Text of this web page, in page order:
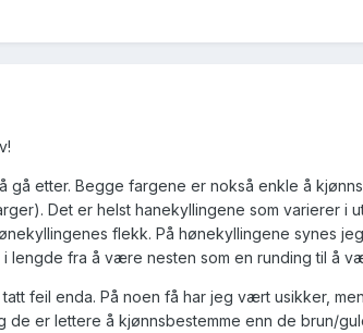
etter. Begge fargene er nokså enkle å
Det er helst hanekyllingene som varierer i
flekk. På hønekyllingene synes
lengde fra å være nesten som en runding til å
feil enda. På noen få har jeg vært usikker,
de er lettere å kjønnsbestemme enn de brun/